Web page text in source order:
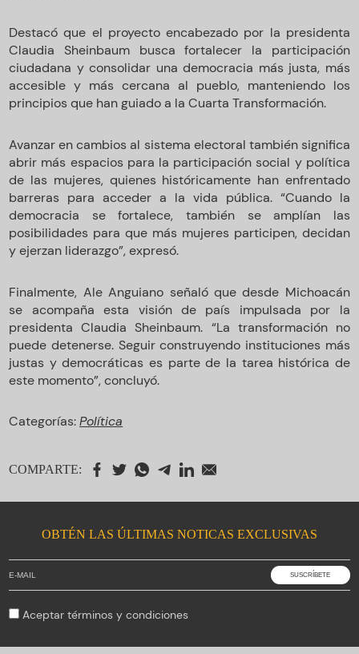
Destacó que el proyecto encabezado por la presidenta
Claudia Sheinbaum busca fortalecer la participación
ciudadana y consolidar una democracia más justa, más
accesible y más cercana al pueblo, manteniendo los
principios que han guiado a la Cuarta Transformación.
Avanzar en cambios al sistema electoral también significa
abrir más espacios para la participación social y política
de las mujeres, quienes históricamente han enfrentado
barreras para acceder a la vida pública. “Cuando la
democracia se fortalece, también se amplían las
posibilidades para que más mujeres participen, decidan
y ejerzan liderazgo”, expresó.
Finalmente, Ale Anguiano señaló que desde Michoacán
se acompaña esta visión de país impulsada por la
presidenta Claudia Sheinbaum. “La transformación no
puede detenerse. Seguir construyendo instituciones más
justas y democráticas es parte de la tarea histórica de
este momento”, concluyó.
Categorías:Política
COMPARTE:
OBTÉN LAS ÚLTIMAS NOTICAS EXCLUSIVAS
Aceptartérminos y condiciones